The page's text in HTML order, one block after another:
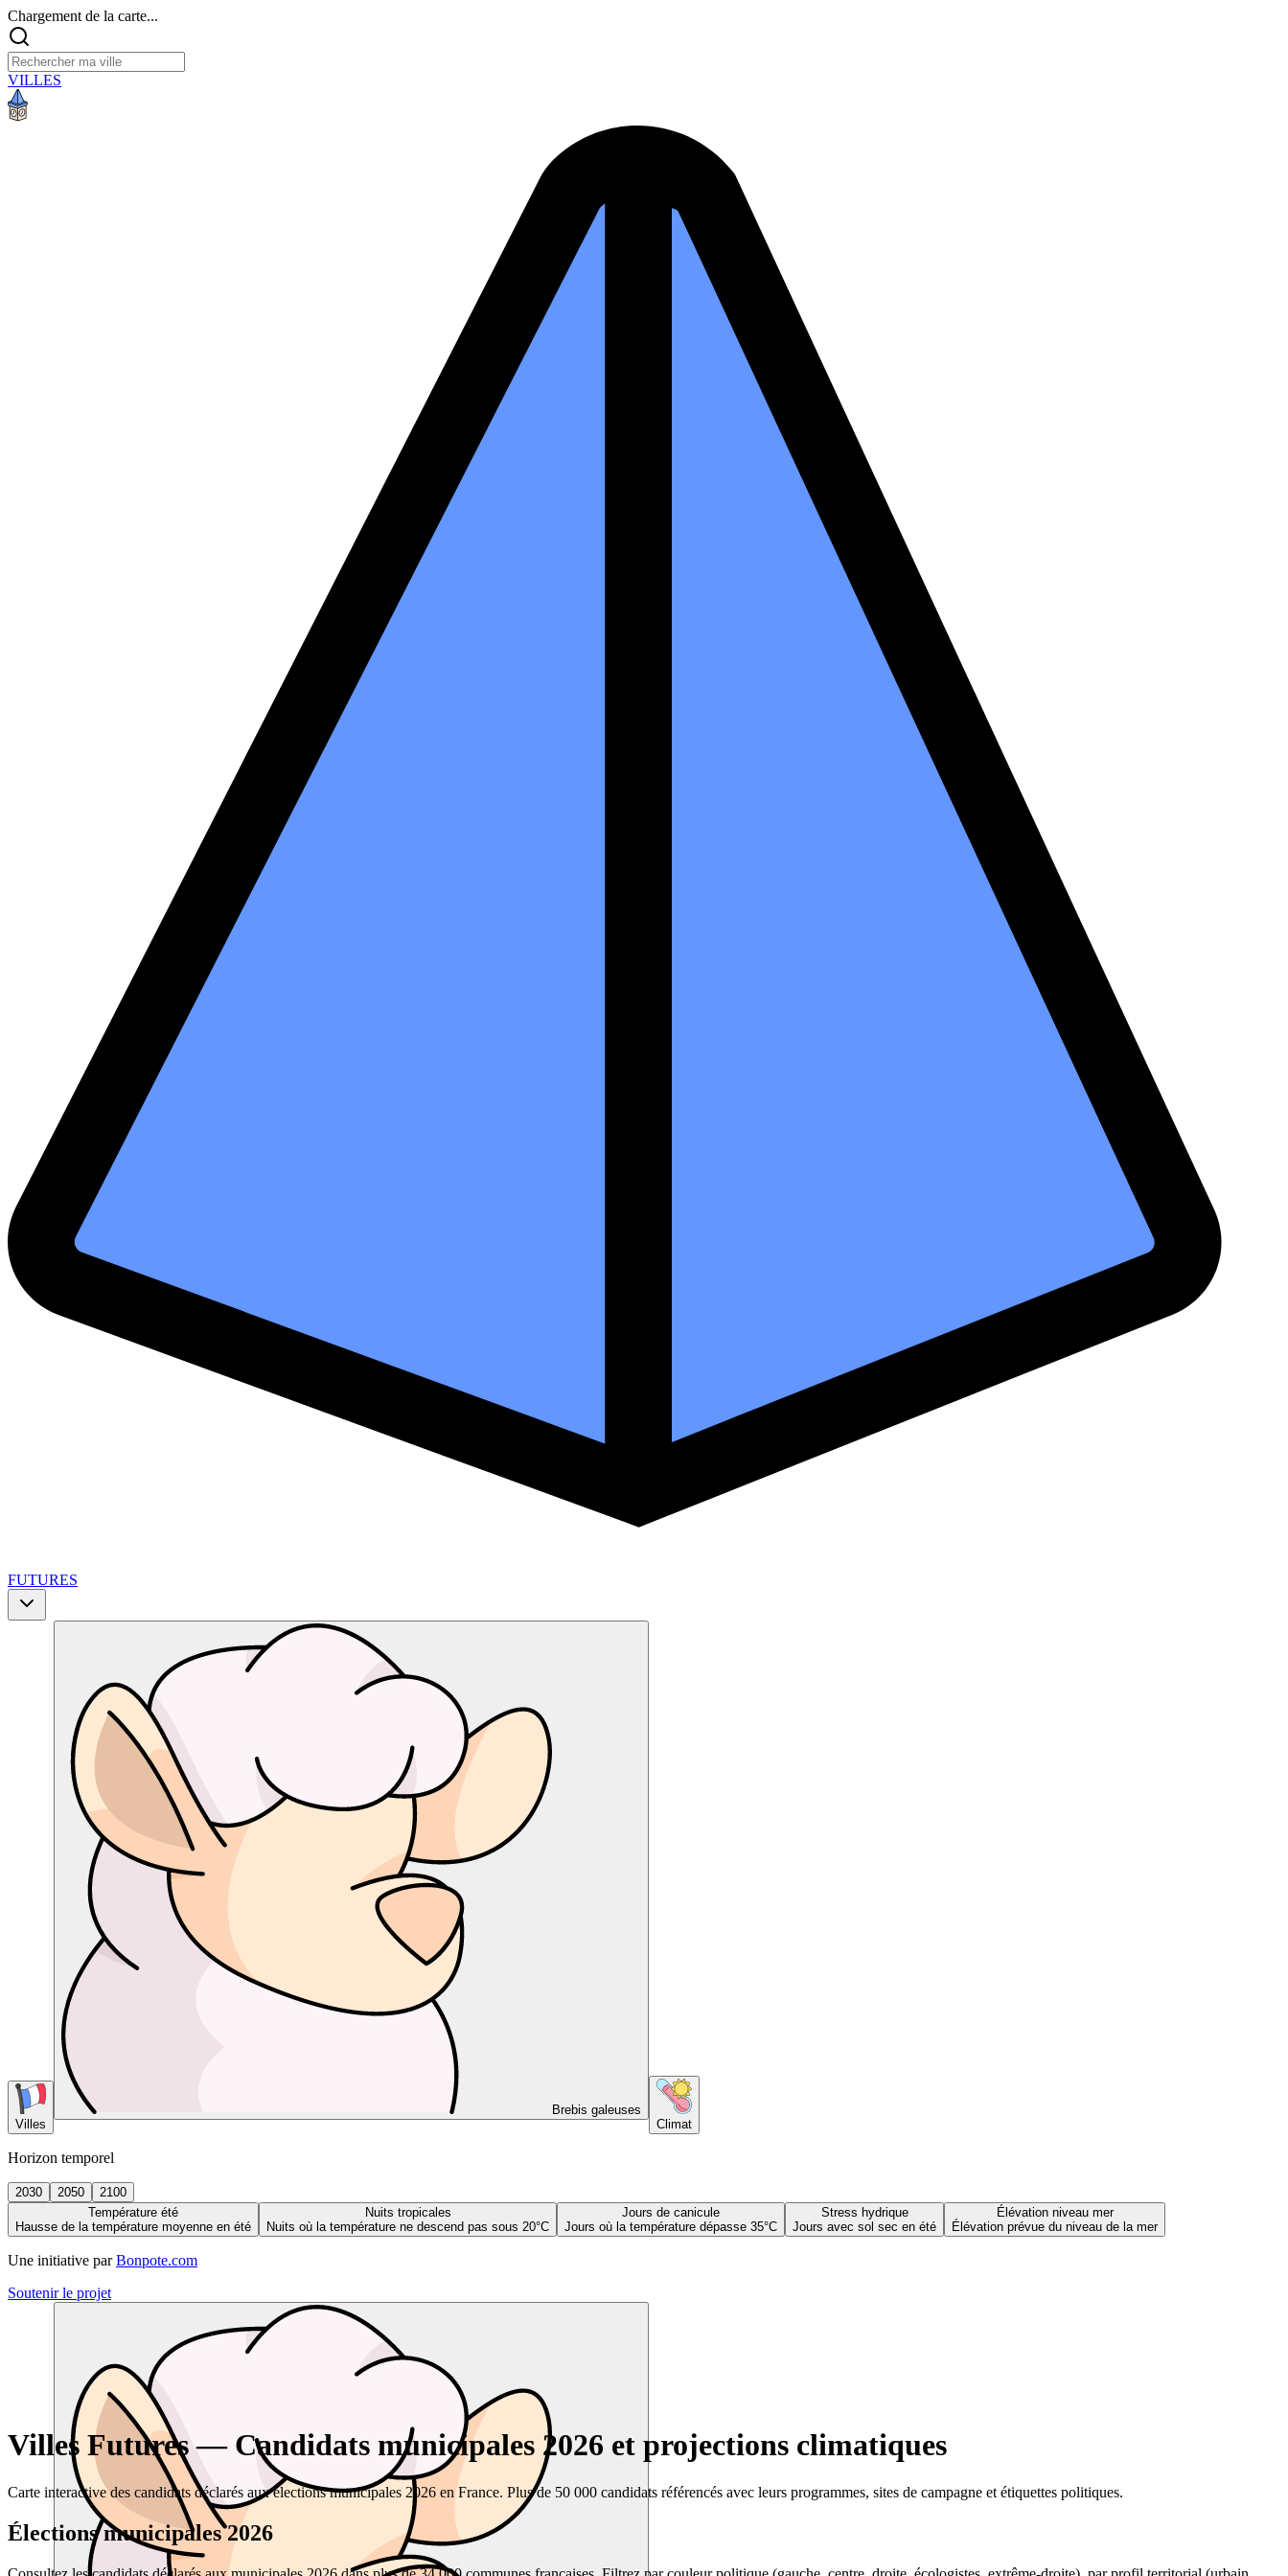
Chargement de la carte...
VILLES
FUTURES
Villes
Brebis galeuses
Climat
Horizon temporel
2030 2050
2100
Température été
Hausse de la température moyenne en été
Nuits tropicales
Nuits où la température ne descend pas sous 20°C
Jours de canicule
Jours où la température dépasse 35°C
Stress hydrique
Jours avec sol sec en été
Élévation niveau mer
Élévation prévue du niveau de la mer
Une initiative par Bonpote.com
Soutenir le projet
Villes Futures — Candidats municipales 2026 et projections climatiques
Carte interactive des candidats déclarés aux élections municipales 2026 en France. Plus de 50 000 candidats référencés avec leurs programmes, sites de campagne et étiquettes politiques.
Élections municipales 2026